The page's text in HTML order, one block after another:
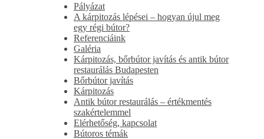
Pályázat
A kárpitozás lépései – hogyan újul meg
egy régi bútor?
Referenciáink
Galéria
Kárpitozás, bőrbútor javítás és antik bútor
restaurálás Budapesten
Bőrbútor javítás
Kárpitozás
Antik bútor restaurálás – értékmentés
szakértelemmel
Elérhetőség, kapcsolat
Bútoros témák